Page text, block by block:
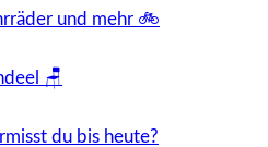
und mehr 🚲
🪑
du bis heute?